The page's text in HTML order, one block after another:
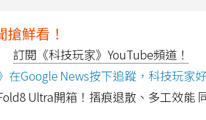
搶鮮看！
訂閱《科技玩家》YouTube頻道！
在Google News按下追蹤，科技玩家
Ultra開箱！摺痕退散、多工效能